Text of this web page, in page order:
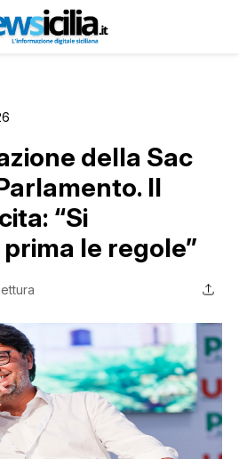
della Sac
Il
“Si
le regole”